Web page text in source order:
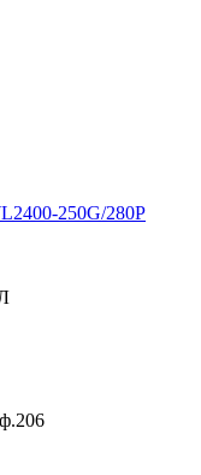
250G/280P